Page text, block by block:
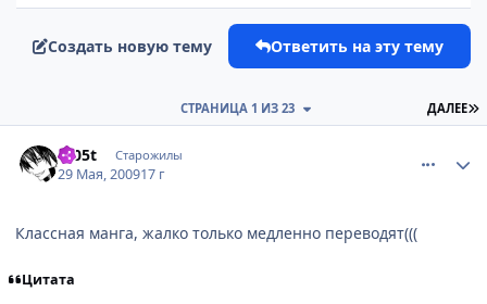
Создать новую тему Ответить на эту тему
ДАЛЕЕ
СТРАНИЦА 1 ИЗ 23
Fr05t Старожилы
29 Мая, 200917 г
Классная манга, жалко только медленно переводят(((
Цитата